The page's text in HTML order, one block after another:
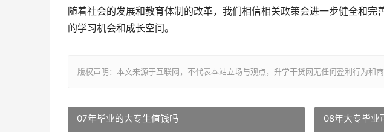
随着社会的发展和教育体制的改革，我们相信相关政策会进一步健全和完
的学习机会和成长空间。
版权声明：本文来源于互联网，不代表本站立场与观点，升学干货网无任何盈利行为和
07年毕业的大专生值钱吗 08年大专毕业